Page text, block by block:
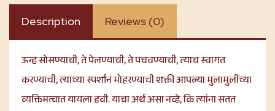
Description Reviews (0)
ऊन्ह सोसण्याची, ते पेलण्याची, ते पचवण्याची, त्याच स्वागत
करण्याची, त्याच्या स्पर्शानं मोहरण्याची शक्ती आपल्या मुलामुलींच्या
व्यक्तिमत्वात यायला हवी. याचा अर्थ असा नव्हे, कि त्यांना सतत